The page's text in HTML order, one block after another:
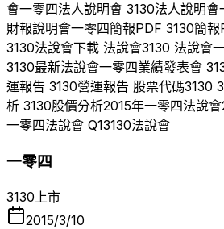
會一零四法人說明會 3130法人說明會
財報說明會一零四簡報PDF 3130簡報
3130法說會下載 法說會3130 法說會
3130最新法說會一零四業績發表會
運報告 3130營運報告 股票代碼3130
析 3130股價分析2015年一零四法說會
一零四法說會 Q13130法說會
一零四
3130 上市
2015/3/10